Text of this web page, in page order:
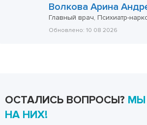
Волкова Арина
Главный врач, Психиатр-
Обновлено: 10 08 2026
ОСТАЛИСЬ ВОПРОСЫ? МЫ
НА НИХ!